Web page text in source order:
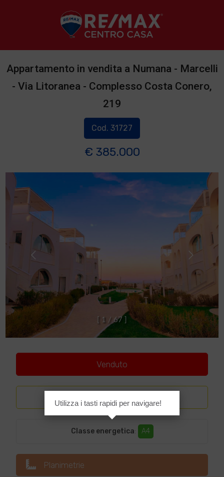
Appartamento in vendita a Numana - Marcelli
- Via Litoranea - Complesso Costa Conero,
219
Cod. 31727
€ 385.000
1 / 67
Venduto
Classe energetica: A4
Planimetrie
Utilizza i tasti rapidi per navigare!